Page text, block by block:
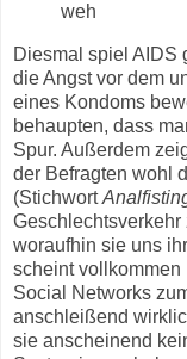
weh
Diesmal spiel AIDS
die Angst vor dem
eines Kondoms
behaupten, dass
Spur. Außerdem
der Befragten wohl
(Stichwort
woraufhin sie uns
scheint
Social Networks
anschleißend
sie anscheinend